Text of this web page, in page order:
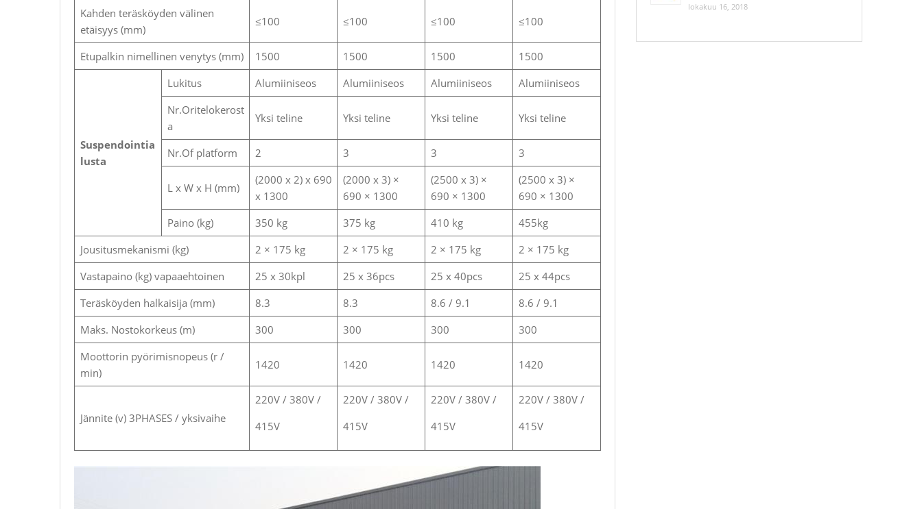
Kahden teräsköyden välinen
etäisyys (mm)
≤100 ≤100 ≤100 ≤100
Etupalkin nimellinen venytys (mm) 1500 1500 1500 1500
Suspendointia
lusta
Lukitus Alumiiniseos Alumiiniseos Alumiiniseos
Alumiiniseos
Nr.Oritelokerost
a
Yksi teline Yksi teline Yksi teline Yksi teline
Nr.Of platform 2 3 3 3
L x W x H (mm)
(2000 x 2) x 690
x 1300
(2000 x 3) ×
690 × 1300
(2500 x 3) ×
690 × 1300
(2500 x 3) ×
690 × 1300
Paino (kg)
350 kg 375 kg 410 kg
455kg
Jousitusmekanismi (kg)
2 × 175 kg 2 × 175 kg 2 × 175 kg
2 × 175 kg
Vastapaino (kg) vapaaehtoinen
25 x 30kpl 25 x 36pcs 25 x 40pcs
25 x 44pcs
Teräsköyden halkaisija (mm)
8.3 8.3 8.6 / 9.1
8.6 / 9.1
Maks. Nostokorkeus (m)
300 300 300
300
Moottorin pyörimisnopeus (r /
min)
1420 1420 1420 1420
Jännite (v) 3PHASES / yksivaihe
220V / 380V /
415V
220V / 380V /
415V
220V / 380V /
415V
220V / 380V /
415V
lokakuu 16, 2018